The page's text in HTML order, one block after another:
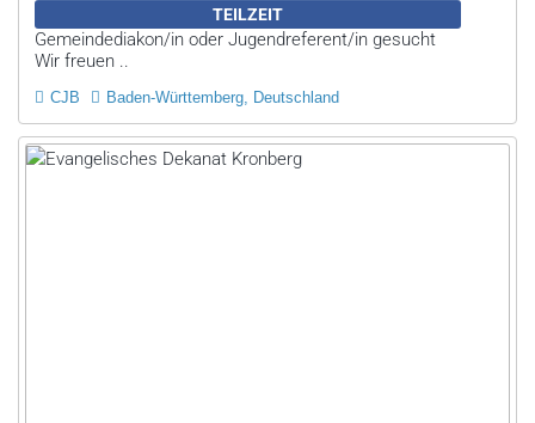
TEILZEIT
Gemeindediakon/in oder Jugendreferent/in gesucht
Wir freuen ..
CJB Baden-Württemberg, Deutschland